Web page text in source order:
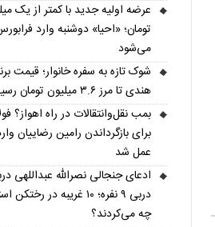
عرضه اولیه جدید با کمتر از یک
تومان؛ «احیا» دوشنبه وارد
می‌شود
شوک تازه به سفره خانوار؛ قیمت
هندی تا مرز ۳.۶ میلیون تومان رسید
بمب نقل‌وانتقالات در راه اهواز؟
برای بازگرداندن رامین رضاییان
عمل شد
ادعای جنجالی نصرالله عبداللهی
دربی ۹ نفره؛ ۱۰ غریبه در
چه می‌کردند؟